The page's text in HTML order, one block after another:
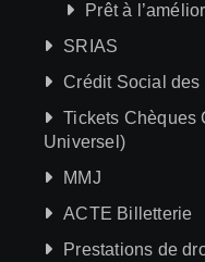
Prêt à
SRIAS
Crédit Social
Tickets Chèques
Universel)
MMJ
ACTE Billetterie
Prestations de